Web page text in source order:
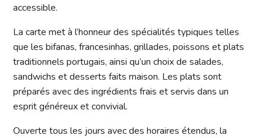
accessible.
La carte met à l’honneur des spécialités typiques telles
que les bifanas, francesinhas, grillades, poissons et plats
traditionnels portugais, ainsi qu’un choix de salades,
sandwichs et desserts faits maison. Les plats sont
préparés avec des ingrédients frais et servis dans un
esprit généreux et convivial.
Ouverte tous les jours avec des horaires étendus, la